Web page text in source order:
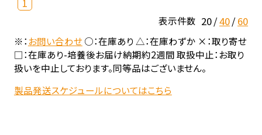
1
表示件数 20 40 60
※：お問い合わせ○：在庫あり △：在庫わずか ×：取り寄せ
□：在庫あり-培養後お届け納期約2週間 取扱中止：お取り
扱いを中止しております。同等品はございません。
製品発送スケジュールについてはこちら